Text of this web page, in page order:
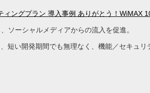
ングプラン 導入事例 ありがとう！WiMAX
ソーシャルメディアからの流入を促進。
短い開発期間でも無理なく、機能／セキュリ